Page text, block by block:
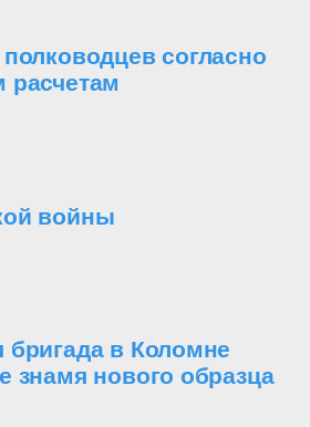
согласно
расчетам
войны
бригада в Коломне
знамя нового образца